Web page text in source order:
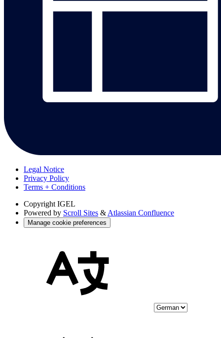
Legal Notice
Privacy Policy
Terms + Conditions
Copyright IGEL
Powered by Scroll Sites & Atlassian Confluence
Manage cookie preferences